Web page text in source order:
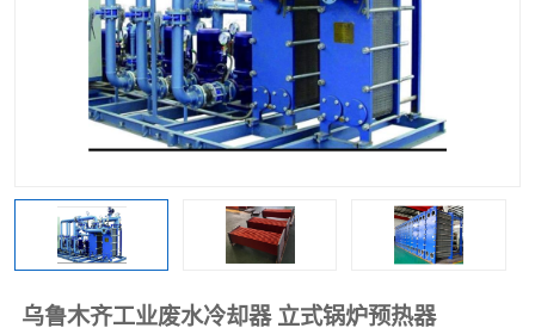
乌鲁木齐工业废水冷却器 立式锅炉预热器